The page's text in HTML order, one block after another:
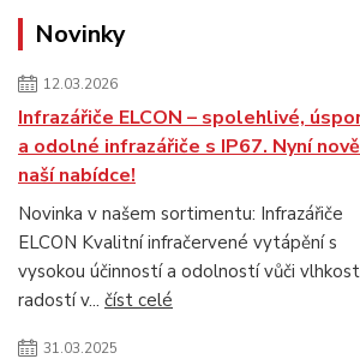
Novinky
12.03.2026
Infrazářiče ELCON – spolehlivé,
a odolné infrazářiče s IP67. Nyní
naší nabídce!
Novinka v našem sortimentu: Infrazářiče
ELCON Kvalitní infračervené vytápění s
vysokou účinností a odolností vůči
radostí v... číst celé
31.03.2025